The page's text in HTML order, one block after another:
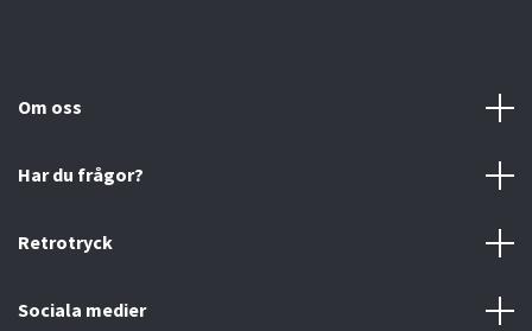
Om oss
Har du frågor?
Retrotryck
Sociala medier